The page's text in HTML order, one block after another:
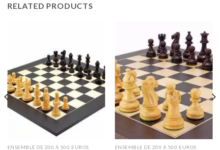
RELATED PRODUCTS
ENSEMBLE DE 200 À 500 EUROS ENSEMBLE DE 200 À 500 EUROS